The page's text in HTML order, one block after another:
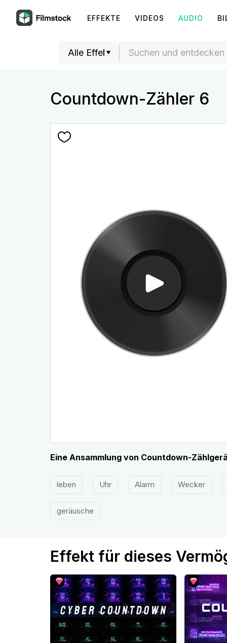
EFFEKTE VIDEOS AUDIO
Countdown-Zähler 6
Eine Ansammlung von Countdown-
leben Uhr Alarm Wecker
geräusche
Effekt für dieses